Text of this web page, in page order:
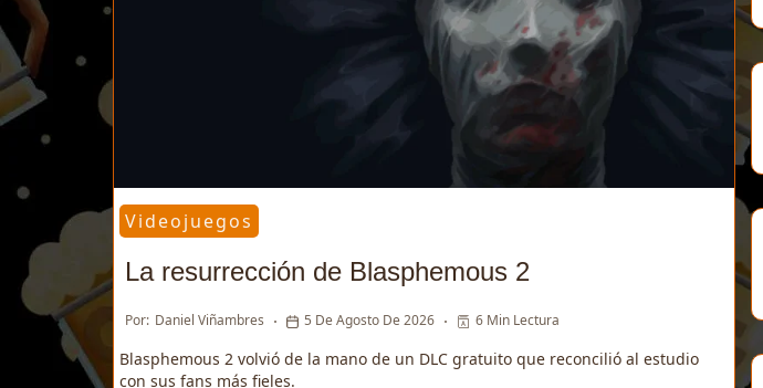
Videojuegos
La resurrección de Blasphemous 2
Por: Daniel Viñambres 5 De Agosto De 2026 6 Min Lectura
Blasphemous 2 volvió de la mano de un DLC gratuito que reconcilió al estudio
con sus fans más fieles.